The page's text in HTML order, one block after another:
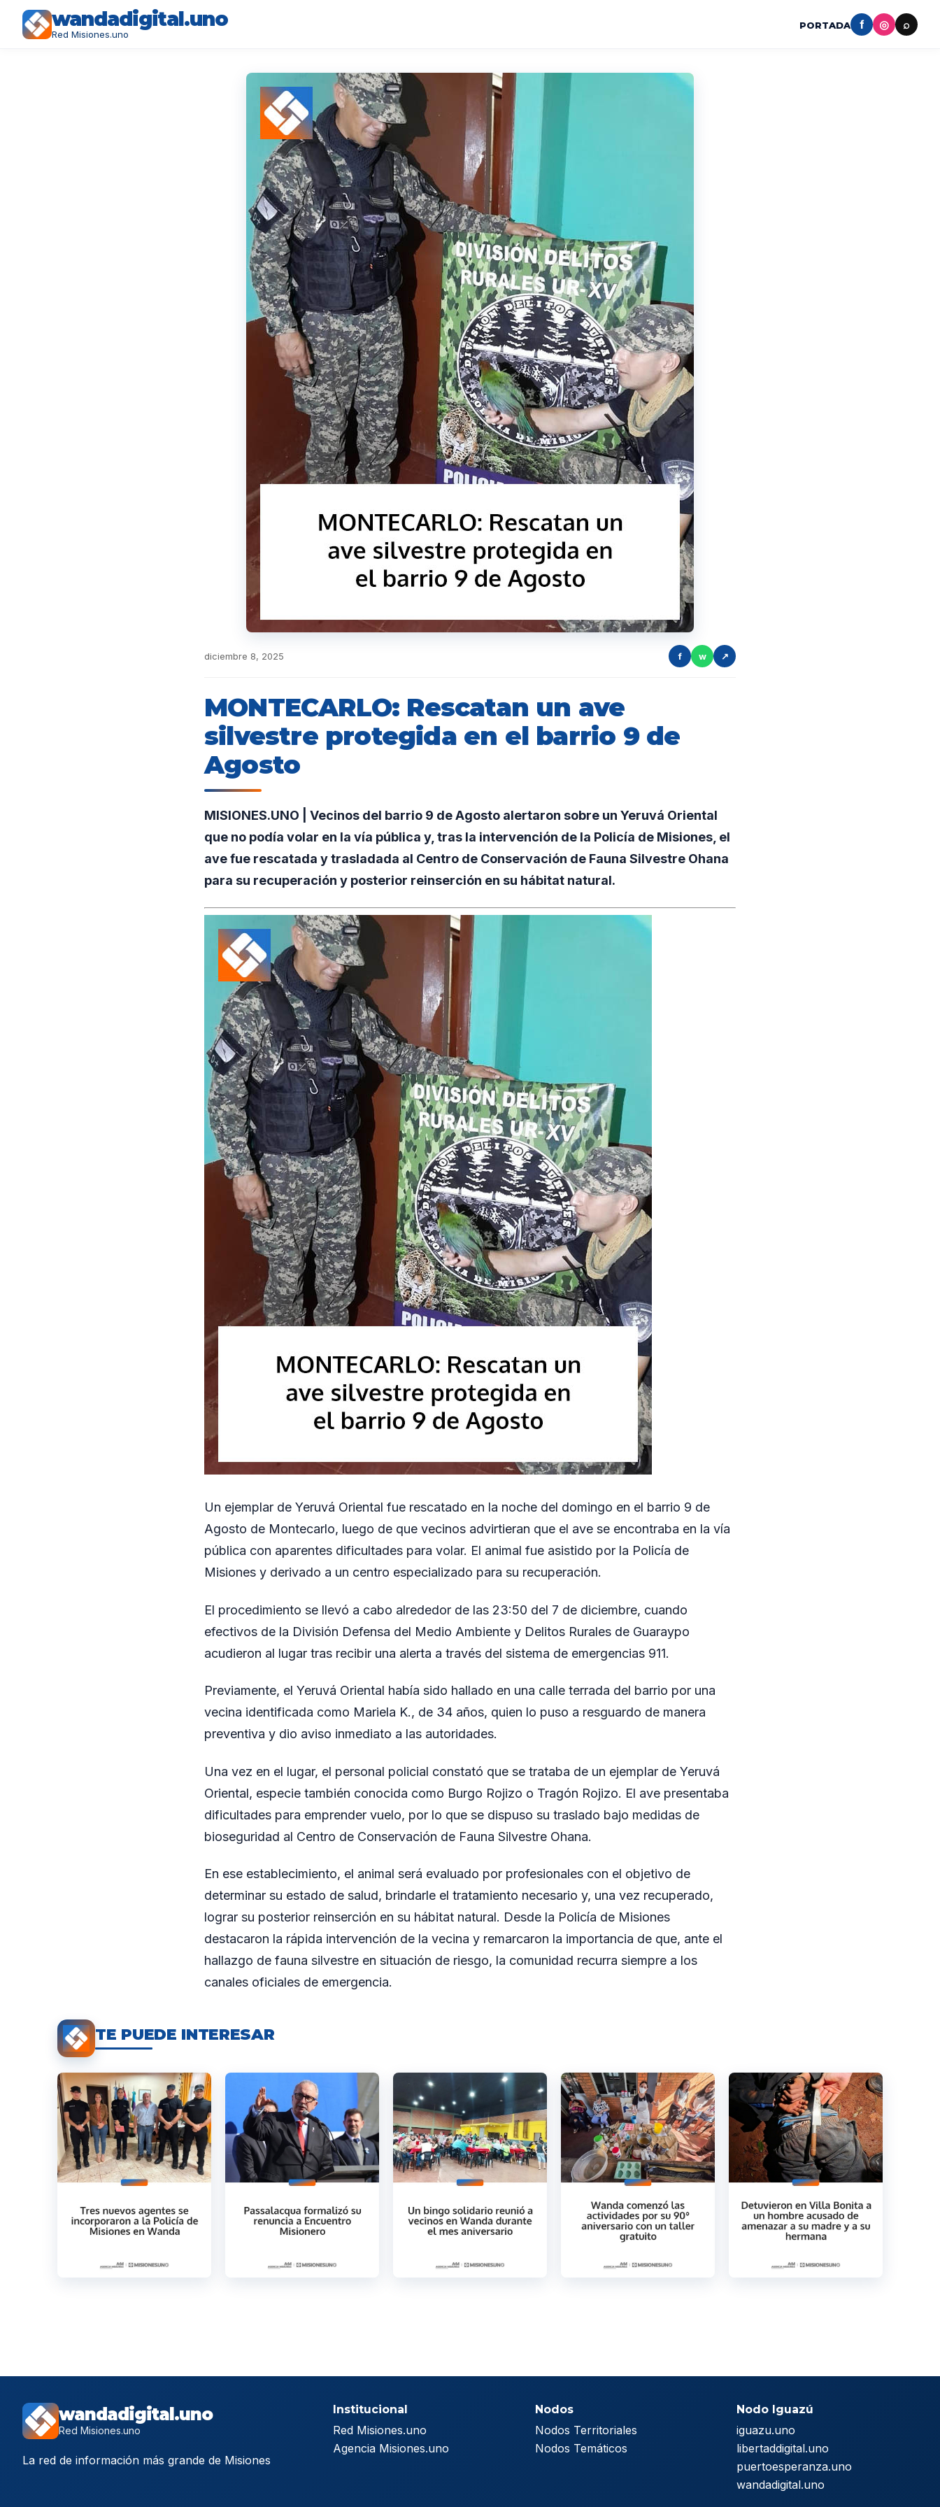
wandadigital.uno
Red Misiones.uno
PORTADA f ◎ ⌕
diciembre 8, 2025 f w ↗
MONTECARLO: Rescatan un ave
silvestre protegida en el barrio 9 de
Agosto
MISIONES.UNO | Vecinos del barrio 9 de Agosto alertaron sobre un Yeruvá Oriental
que no podía volar en la vía pública y, tras la intervención de la Policía de Misiones, el
ave fue rescatada y trasladada al Centro de Conservación de Fauna Silvestre Ohana
para su recuperación y posterior reinserción en su hábitat natural.
Un ejemplar de Yeruvá Oriental fue rescatado en la noche del domingo en el barrio 9 de
Agosto de Montecarlo, luego de que vecinos advirtieran que el ave se encontraba en la vía
pública con aparentes dificultades para volar. El animal fue asistido por la Policía de
Misiones y derivado a un centro especializado para su recuperación.
El procedimiento se llevó a cabo alrededor de las 23:50 del 7 de diciembre, cuando
efectivos de la División Defensa del Medio Ambiente y Delitos Rurales de Guaraypo
acudieron al lugar tras recibir una alerta a través del sistema de emergencias 911.
Previamente, el Yeruvá Oriental había sido hallado en una calle terrada del barrio por una
vecina identificada como Mariela K., de 34 años, quien lo puso a resguardo de manera
preventiva y dio aviso inmediato a las autoridades.
Una vez en el lugar, el personal policial constató que se trataba de un ejemplar de Yeruvá
Oriental, especie también conocida como Burgo Rojizo o Tragón Rojizo. El ave presentaba
dificultades para emprender vuelo, por lo que se dispuso su traslado bajo medidas de
bioseguridad al Centro de Conservación de Fauna Silvestre Ohana.
En ese establecimiento, el animal será evaluado por profesionales con el objetivo de
determinar su estado de salud, brindarle el tratamiento necesario y, una vez recuperado,
lograr su posterior reinserción en su hábitat natural. Desde la Policía de Misiones
destacaron la rápida intervención de la vecina y remarcaron la importancia de que, ante el
hallazgo de fauna silvestre en situación de riesgo, la comunidad recurra siempre a los
canales oficiales de emergencia.
TE PUEDE INTERESAR
wandadigital.uno
Red Misiones.uno
La red de información más grande de Misiones
Institucional
Red Misiones.uno
Agencia Misiones.uno
Nodos
Nodos Territoriales
Nodos Temáticos
Nodo Iguazú
iguazu.uno
libertaddigital.uno
puertoesperanza.uno
wandadigital.uno